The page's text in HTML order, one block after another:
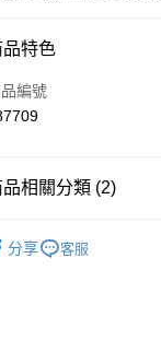
款方式
卡
品特色
編號
品相關分類 (2)
分享 客服